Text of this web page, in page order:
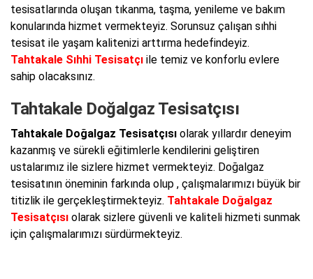
tesisatlarında oluşan tıkanma, taşma, yenileme ve bakım
konularında hizmet vermekteyiz. Sorunsuz çalışan sıhhi
tesisat ile yaşam kalitenizi arttırma hedefindeyiz.
Tahtakale Sıhhi Tesisatçı ile temiz ve konforlu evlere
sahip olacaksınız.
Tahtakale Doğalgaz Tesisatçısı
Tahtakale Doğalgaz Tesisatçısı olarak yıllardır deneyim
kazanmış ve sürekli eğitimlerle kendilerini geliştiren
ustalarımız ile sizlere hizmet vermekteyiz. Doğalgaz
tesisatının öneminin farkında olup , çalışmalarımızı büyük bir
titizlik ile gerçekleştirmekteyiz. Tahtakale Doğalgaz
Tesisatçısı olarak sizlere güvenli ve kaliteli hizmeti sunmak
için çalışmalarımızı sürdürmekteyiz.